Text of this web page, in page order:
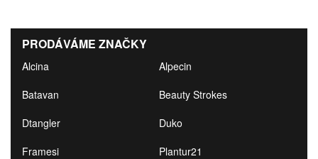
PRODÁVÁME ZNAČKY
Alcina
Alpecin
Batavan
Beauty Strokes
Dtangler
Duko
Framesi
Plantur21